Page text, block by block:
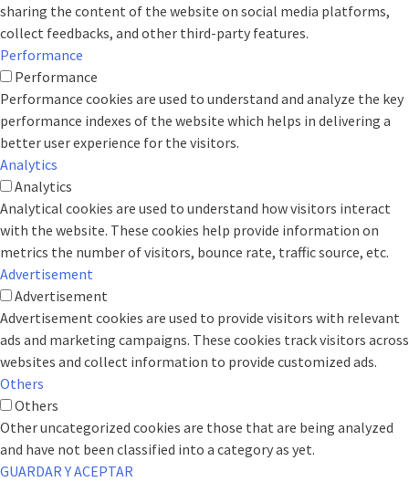
sharing the content of the website on social media platforms,
collect feedbacks, and other third-party features.
Performance
Performance
Performance cookies are used to understand and analyze the key
performance indexes of the website which helps in delivering a
better user experience for the visitors.
Analytics
Analytics
Analytical cookies are used to understand how visitors interact
with the website. These cookies help provide information on
metrics the number of visitors, bounce rate, traffic source, etc.
Advertisement
Advertisement
Advertisement cookies are used to provide visitors with relevant
ads and marketing campaigns. These cookies track visitors across
websites and collect information to provide customized ads.
Others
Others
Other uncategorized cookies are those that are being analyzed
and have not been classified into a category as yet.
GUARDAR Y ACEPTAR